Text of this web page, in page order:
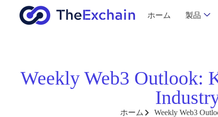
ホーム 製品
Weekly Web3 Outlook:
ホーム Weekly Web3